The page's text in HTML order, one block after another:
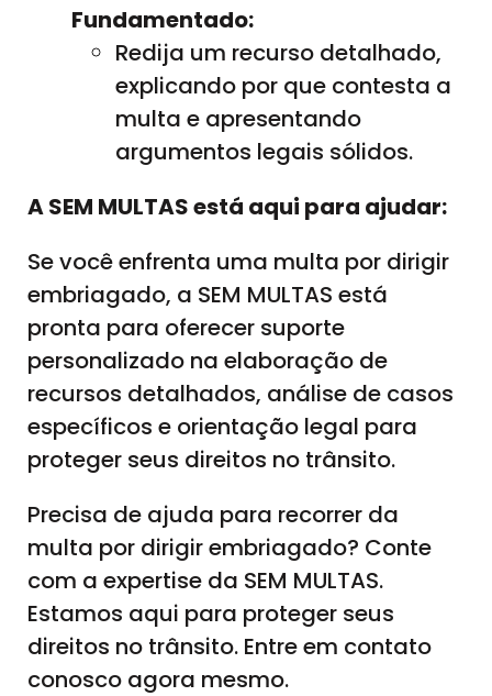
Fundamentado:
Redija um recurso detalhado,
explicando por que contesta a
multa e apresentando
argumentos legais sólidos.
A SEM MULTAS está aqui para ajudar:
Se você enfrenta uma multa por dirigir
embriagado, a SEM MULTAS está
pronta para oferecer suporte
personalizado na elaboração de
recursos detalhados, análise de casos
específicos e orientação legal para
proteger seus direitos no trânsito.
Precisa de ajuda para recorrer da
multa por dirigir embriagado? Conte
com a expertise da SEM MULTAS.
Estamos aqui para proteger seus
direitos no trânsito. Entre em contato
conosco agora mesmo.